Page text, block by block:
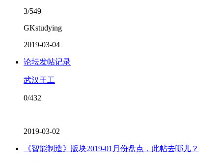
3/549
GKstudying
2019-03-04
论坛发帖记录
武汉王工
0/432
2019-03-02
《智能制造》版块2019-01月份盘点，此帖去哪儿？